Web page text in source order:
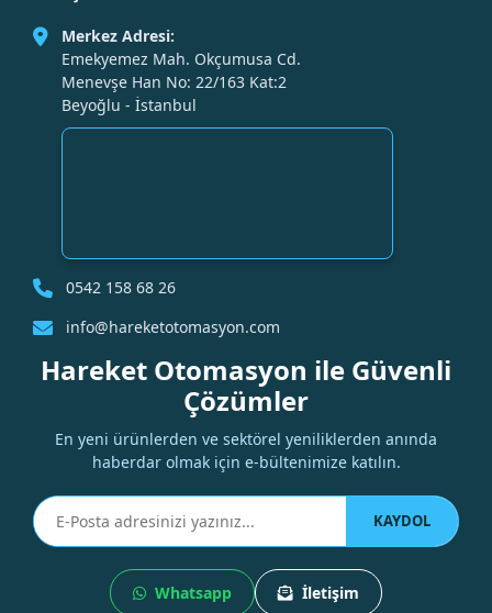
Merkez Adresi:
Emekyemez Mah. Okçumusa Cd.
Menevşe Han No: 22/163 Kat:2
Beyoğlu - İstanbul
0542 158 68 26
info@hareketotomasyon.com
Hareket Otomasyon ile Güvenli
Çözümler
En yeni ürünlerden ve sektörel yeniliklerden anında
haberdar olmak için e-bültenimize katılın.
KAYDOL
Whatsapp İletişim